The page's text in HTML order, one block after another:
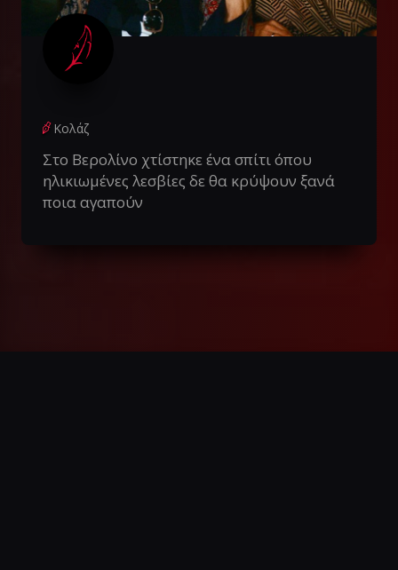
Κολάζ
Στο Βερολίνο χτίστηκε ένα σπίτι όπου
ηλικιωμένες λεσβίες δε θα κρύψουν ξανά
ποια αγαπούν